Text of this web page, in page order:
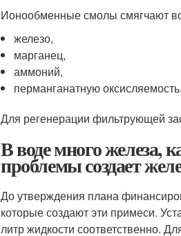
Ионообменные смолы смягчают
железо,
марганец,
аммоний,
перманганатную оксисляемость.
Для регенерации фильтрующей
В воде много железа,
проблемы создает
До утверждения плана
которые создают эти примеси.
литр жидкости соответственно.